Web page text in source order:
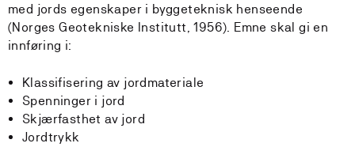
med jords egenskaper i byggeteknisk henseende
(Norges Geotekniske Institutt, 1956). Emne skal gi en
innføring i:
Klassifisering av jordmateriale
Spenninger i jord
Skjærfasthet av jord
Jordtrykk